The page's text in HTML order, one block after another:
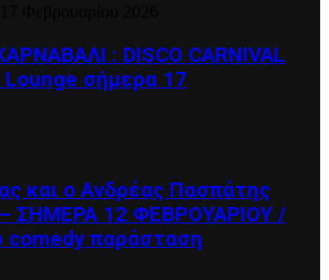
: DISCO CARNIVAL
Lounge σήμερα 17
και ο Ανδρέας Πασπάτης
ΣΗΜΕΡΑ 12 ΦΕΒΡΟΥΑΡΙΟΥ /
comedy παράσταση